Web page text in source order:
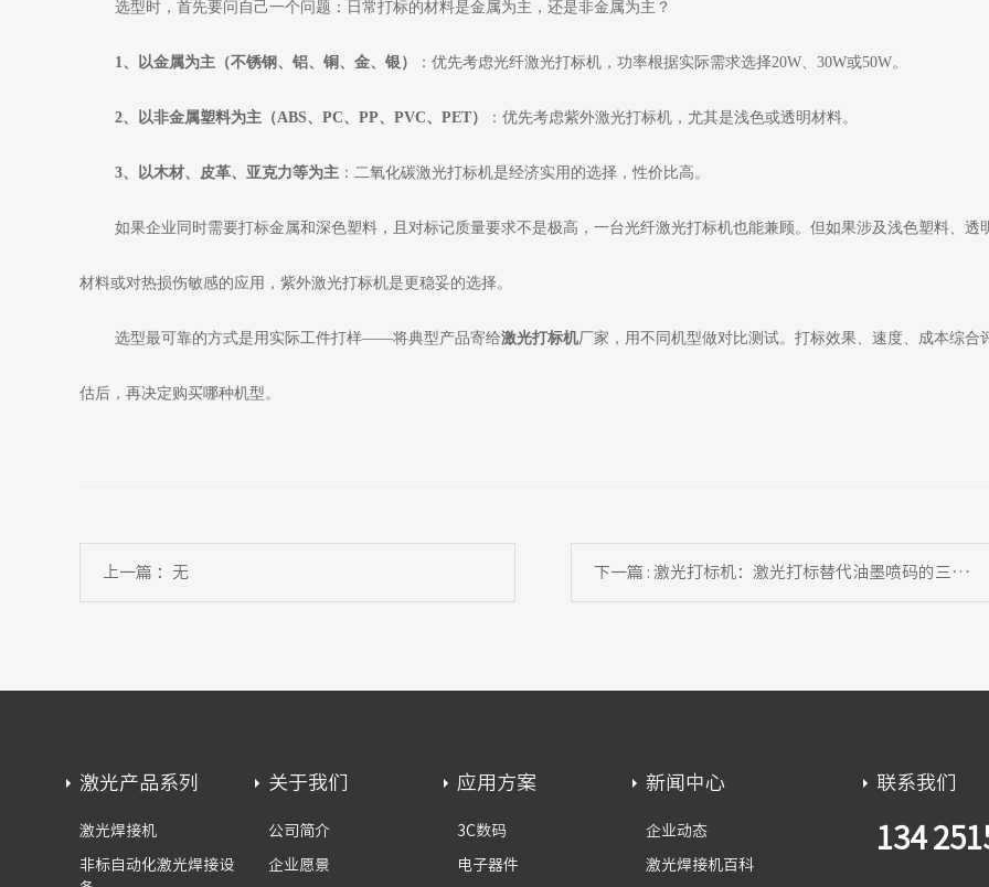
选型时，首先要问自己一个问题：日常打标的材料是金属为主，还是非金属为主？
1、以金属为主（不锈钢、铝、铜、金、银） ：优先考虑光纤激光打标机，功率根据实际需求选择20W、30W或50W。
2、以非金属塑料为主（ABS、PC、PP、PVC、PET） ：优先考虑紫外激光打标机，尤其是浅色或透明材料。
3、以木材、皮革、亚克力等为主 ：二氧化碳激光打标机是经济实用的选择，性价比高。
如果企业同时需要打标金属和深色塑料，且对标记质量要求不是极高，一台光纤激光打标机也能兼顾。但如果涉及浅色塑料、透
材料或对热损伤敏感的应用，紫外激光打标机是更稳妥的选择。
选型最可靠的方式是用实际工件打样——将典型产品寄给激光打标机厂家，用不同机型做对比测试。打标效果、速度、成本综合
估后，再决定购买哪种机型。
上一篇 ：无 下一篇 : 激光打标机：激光打标替代油墨喷码的三大核心优势
激光产品系列
激光焊接机
非标自动化激光焊接设
关于我们
公司简介
企业愿景
应用方案
3C数码
电子器件
新闻中心
企业动态
激光焊接机百科
联系我们
134